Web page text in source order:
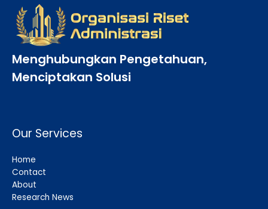
Menghubungkan Pengetahuan,
Menciptakan Solusi
Our Services
Home
Contact
About
Research News